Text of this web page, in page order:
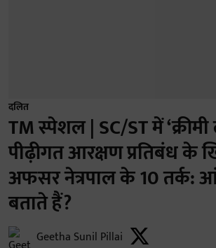
दलित
TM स्पेशल | SC/ST में
पीढ़ीगत आरक्षण प्रतिबंध के
अफसर नेत्रपाल के 10 तर्क:
बताते हैं?
Geetha Sunil Pillai